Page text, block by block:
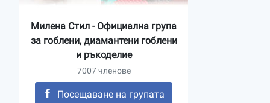
Милена Стил - Официална група
за гоблени, диамантени гоблени
и ръкоделие
7007 членове
Посещаване на групата